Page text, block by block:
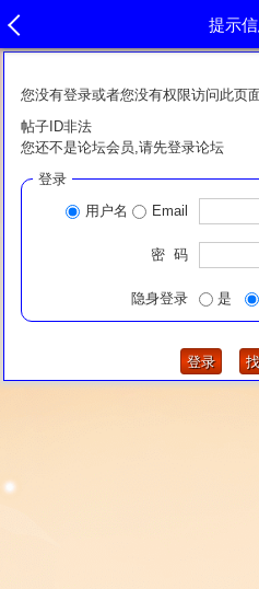
提示
您没有登录或者您没有权限访问此页
帖子ID非法
您还不是论坛会员,请先登录论坛
登录
用户名
Email
密 码
隐身登录 是